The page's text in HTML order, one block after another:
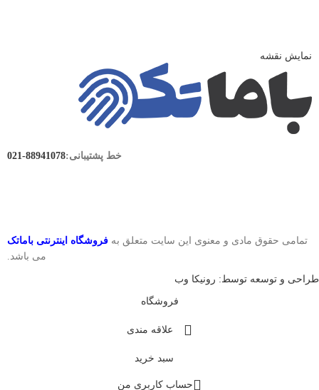
نمایش نقشه
خط پشتیبانی:88941078-021
تمامی حقوق مادی و معنوی این سایت متعلق به فروشگاه اینترنتی باماتک
می باشد.
طراحی و توسعه توسط: رونیکا وب
فروشگاه
علاقه مندی
سبد خرید
حساب کاربری من